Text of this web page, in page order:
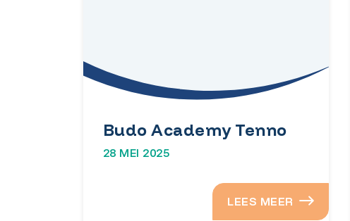
Budo Academy Tenno
28 MEI 2025
LEES MEER